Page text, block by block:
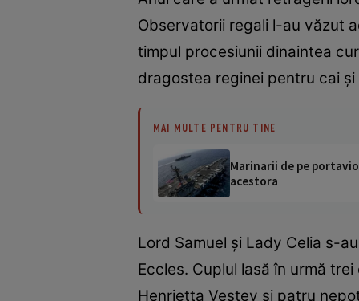
Observatorii regali l-au văzut
timpul procesiunii dinaintea
dragostea reginei pentru cai
MAI MULTE PENTRU TINE
Marinarii de pe
acestora
Lord Samuel și Lady Celia s-
Eccles. Cuplul lasă în urmă
Henrietta Vestey și patru